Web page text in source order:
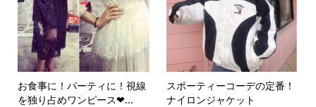
お食事に！パーティに！視線
を独り占めワンピース❤...
スポーティーコーデの定番！
ナイロンジャケット